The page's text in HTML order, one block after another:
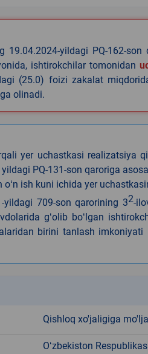
19.04.2024-yildagi PQ-162-
ishtirokchilar tomonidan
(25.0) foizi zakalat
olinadi.
yer uchastkasi realizatsiya
PQ-131-son qaroriga
oʻn ish kuni ichida yer
yildagi 709-son qarorining 32-
gʻolib boʻlgan
birini tanlash
Qishloq xo'jaligiga
Oʻzbekiston